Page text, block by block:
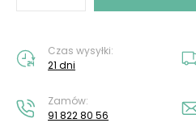
Czas wysyłki:
21 dni
Zamów:
91 822 80 56